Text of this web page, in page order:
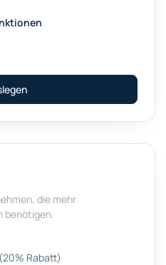
die mehr
benötigen.
Rabatt)